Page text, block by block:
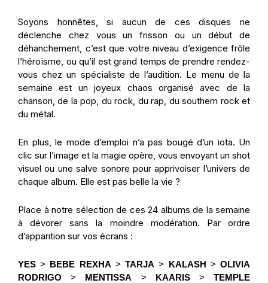
Soyons honnêtes, si aucun de ces disques ne
déclenche chez vous un frisson ou un début de
déhanchement, c’est que votre niveau d’exigence frôle
l’héroïsme, ou qu’il est grand temps de prendre rendez-
vous chez un spécialiste de l’audition. Le menu de la
semaine est un joyeux chaos organisé avec de la
chanson, de lapop, durock, durap, du southern rock et
du métal.
En plus, le mode d’emploi n’a pas bougé d’un iota. Un
clic sur l’image et la magie opère, vous envoyant un shot
visuel ou une salve sonore pour apprivoiser l’univers de
chaque album. Elle est pas belle la vie ?
Place à notre sélection de ces 24 albums de la semaine
à dévorer sans la moindre modération. Par ordre
d’apparition sur vos écrans :
YES > BEBE REXHA >TARJA > KALASH >OLIVIA
RODRIGO > MENTISSA > KAARIS>TEMPLE